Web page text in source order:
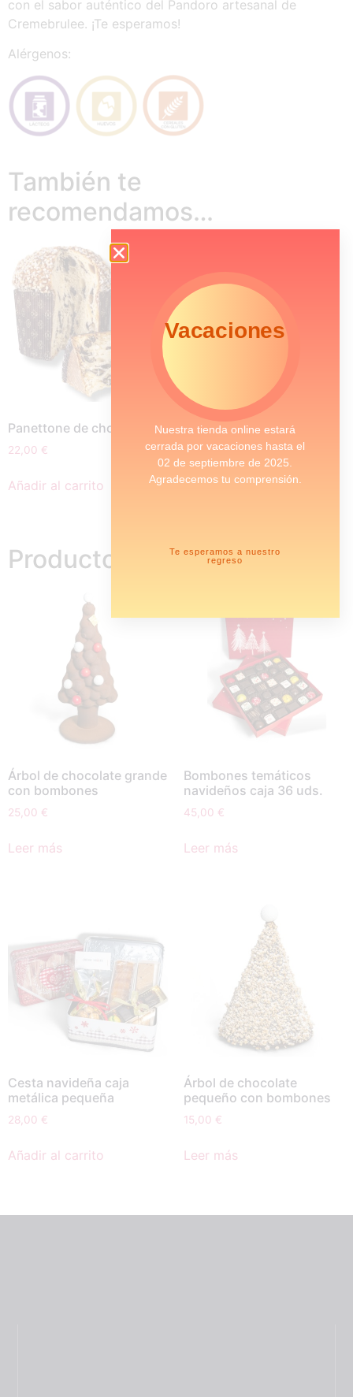
con el sabor auténtico del Pandoro artesanal de
Cremebrulee. ¡Te esperamos!
Alérgenos:
También te
recomendamos…
Panettone de chocolate
22,00 €
Añadir al carrito
Productos relacionados
Árbol de chocolate grande
con bombones
25,00 €
Leer más
Bombones temáticos
navideños caja 36 uds.
45,00 €
Leer más
Cesta navideña caja
metálica pequeña
28,00 €
Añadir al carrito
Árbol de chocolate
pequeño con bombones
15,00 €
Leer más
Vacaciones
Nuestra tienda online estará
cerrada por vacaciones hasta el
02 de septiembre de 2025.
Agradecemos tu comprensión.
Te esperamos a nuestro
regreso